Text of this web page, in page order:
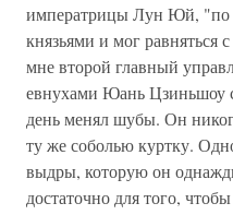
императрицы Лун Юй, "по
князьями и мог
мне второй главный
евнухами Юань Цзиньшоу
день менял шубы. Он
ту же соболью куртку.
выдры, которую он
достаточно для того,